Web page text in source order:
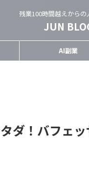
残業100時間越えからの
JUN
AI副業
ダ！バフェ